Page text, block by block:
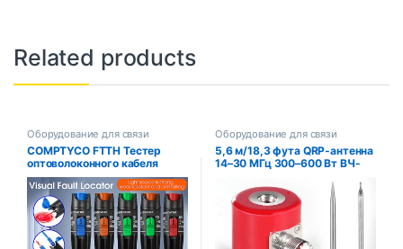
Related products
Оборудование для связи
COMPTYCO FTTH Тестер
оптоволоконного кабеля
Ручка 1/10/20/30/50 МВт
Визуальный локатор
неисправностей SC/FC/ST
Интерфейс 2,5 мм VFL
Диапазон 5-50 км
Оборудование для связи
5,6 м/18,3 фута QRP-антенна
14–30 МГц 300–600 Вт ВЧ-
стали 1/4 Длина волны для
радио USDX QRP